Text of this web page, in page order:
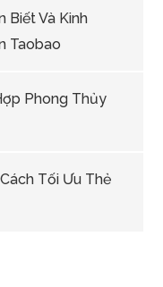
Biết Và Kinh
Taobao
Phong Thủy
Tối Ưu Thẻ